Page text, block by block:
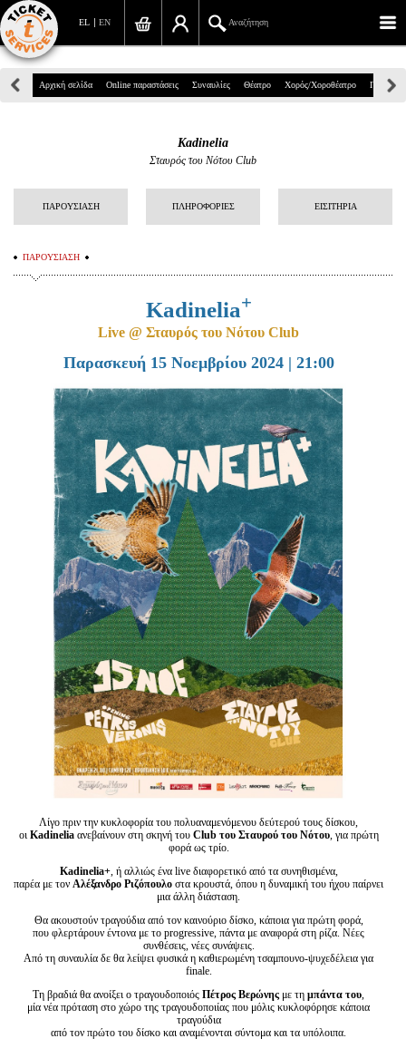
EN
EL Αναζήτηση
Πανεπιστημίου 39, Αθήνα
info@ticketservices.gr
Αναζήτηση
Σύνδεση/Εγγραφή
Προσωπικά Δεδομένα
Πληροφορίες
Είσοδος διαχειριστή
Αρχική σελίδα Online παραστάσεις Συναυλίες Θέατρο Χορός/Χοροθέατρο Παιδικά
Kadinelia
Σταυρός του Νότου Club
ΠΑΡΟΥΣΙΑΣΗ ΠΛΗΡΟΦΟΡΙΕΣ ΕΙΣΙΤΗΡΙΑ
ΠΑΡΟΥΣΙΑΣΗ
Kadinelia+
Live @ Σταυρός του Νότου Club
Παρασκευή 15 Νοεμβρίου 2024 | 21:00
Λίγο πριν την κυκλοφορία του πολυαναμενόμενου δεύτερού τους δίσκου,
οι Kadineliaανεβαίνουν στη σκηνή τουClub του Σταυρού του Νότου, για πρώτη
φορά ως τρίο.
Kadinelia+, ή αλλιώς ένα live διαφορετικό από τα συνηθισμένα,
παρέα με τον Αλέξανδρο Ριζόπουλο στα κρουστά, όπου η δυναμική του ήχου παίρνει
μια άλλη διάσταση.
Θα ακουστούν τραγούδια από τον καινούριο δίσκο, κάποια για πρώτη φορά,
που φλερτάρουν έντονα με το progressive, πάντα με αναφορά στη ρίζα. Νέες
συνθέσεις, νέες συνάψεις.
Από τη συναυλία δε θα λείψει φυσικά η καθιερωμένη τσαμπουνο-ψυχεδέλεια για
finale.
Τη βραδιά θα ανοίξει ο τραγουδοποιός Πέτρος Βερώνης με τη μπάντα του
μία νέα πρόταση στο χώρο της τραγουδοποιίας που μόλις κυκλοφόρησε κάποια
τραγούδια
από τον πρώτο του δίσκο και αναμένονται σύντομα και τα υπόλοιπα.